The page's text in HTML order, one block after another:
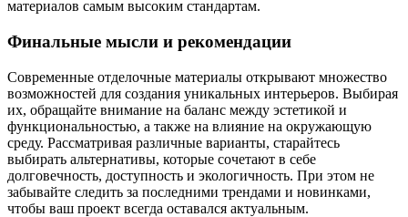
материалов самым высоким стандартам.
Финальные мысли и рекомендации
Современные отделочные материалы открывают множество
возможностей для создания уникальных интерьеров. Выбирая
их, обращайте внимание на баланс между эстетикой и
функциональностью, а также на влияние на окружающую
среду. Рассматривая различные варианты, старайтесь
выбирать альтернативы, которые сочетают в себе
долговечность, доступность и экологичность. При этом не
забывайте следить за последними трендами и новинками,
чтобы ваш проект всегда оставался актуальным.